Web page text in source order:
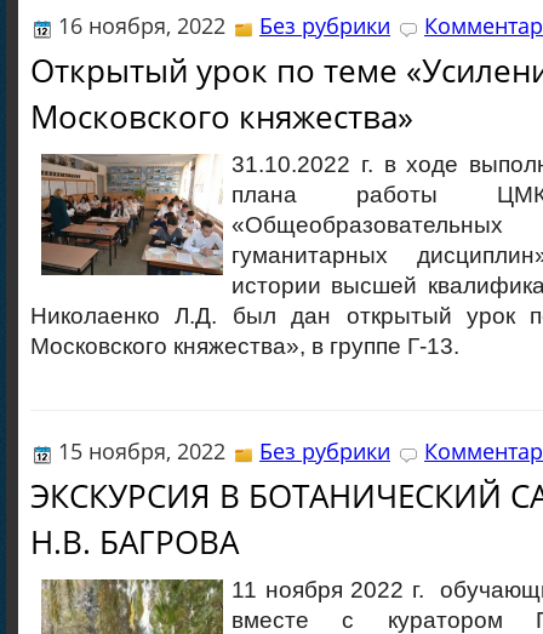
16 ноября, 2022 Без рубрики
Открытый урок по теме
Московского княжества»
31.10.2022 г. в ходе
плана
гуманитарных
истории высшей
Николаенко Л.Д. был дан открытый урок
Московского княжества», в группе Г-13.
15 ноября, 2022 Без рубрики
ЭКСКУРСИЯ В БОТАНИЧЕСКИЙ
Н.В. БАГРОВА
11 ноября 2022 г.
вместе с